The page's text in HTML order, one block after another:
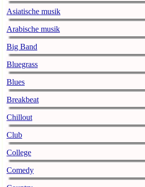
Asiatische musik
Arabische musik
Big Band
Bluegrass
Blues
Breakbeat
Chillout
Club
College
Comedy